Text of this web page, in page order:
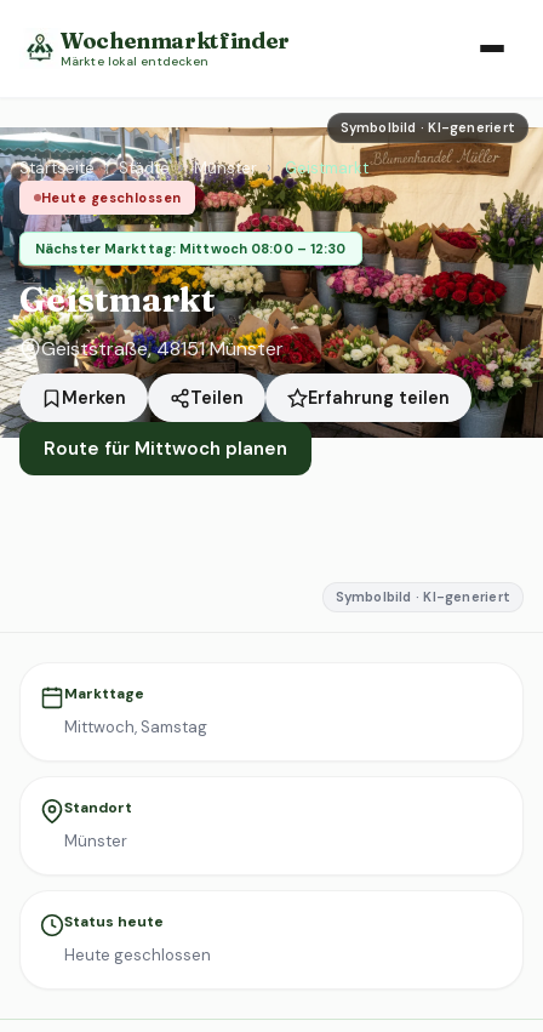
Wochenmarktfinder
Märkte lokal entdecken
Symbolbild · KI-generiert
Startseite › Städte › Münster › Geistmarkt
Heute geschlossen
Nächster Markttag: Mittwoch 08:00 – 12:30
Geistmarkt
Geiststraße, 48151 Münster
Merken Teilen Erfahrung teilen
Route für Mittwoch planen
Symbolbild · KI-generiert
Markttage
Mittwoch, Samstag
Standort
Münster
Status heute
Heute geschlossen